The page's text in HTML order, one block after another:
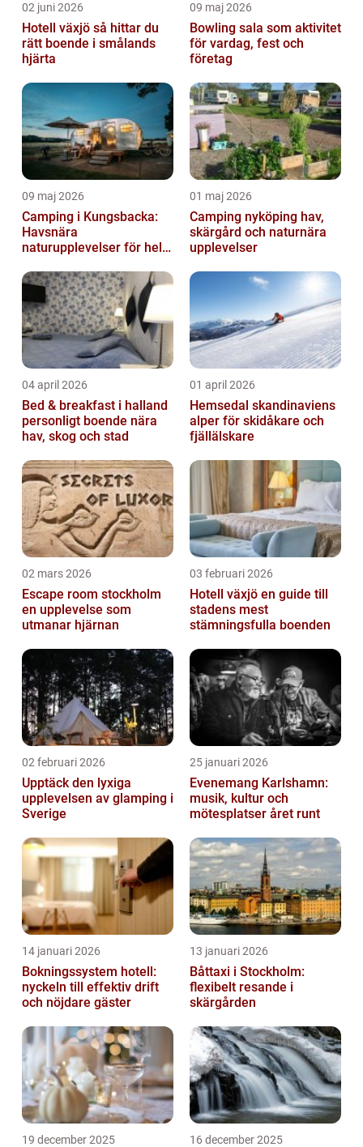
02 juni 2026
Hotell växjö så hittar du
rätt boende i smålands
hjärta
09 maj 2026
Bowling sala som aktivitet
för vardag, fest och
företag
09 maj 2026
Camping i Kungsbacka:
Havsnära
naturupplevelser för hela
01 maj 2026
Camping nyköping hav,
skärgård och naturnära
upplevelser
04 april 2026
Bed & breakfast i halland
personligt boende nära
hav, skog och stad
01 april 2026
Hemsedal skandinaviens
alper för skidåkare och
fjällälskare
02 mars 2026
Escape room stockholm
en upplevelse som
utmanar hjärnan
03 februari 2026
Hotell växjö en guide till
stadens mest
stämningsfulla boenden
02 februari 2026
Upptäck den lyxiga
upplevelsen av glamping i
Sverige
25 januari 2026
Evenemang Karlshamn:
musik, kultur och
mötesplatser året runt
14 januari 2026
Bokningssystem hotell:
nyckeln till effektiv drift
och nöjdare gäster
13 januari 2026
Båttaxi i Stockholm:
flexibelt resande i
skärgården
19 december 2025 16 december 2025